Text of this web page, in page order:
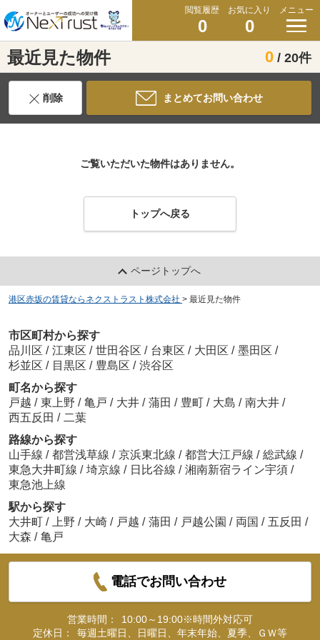
閲覧履歴
0
お気に入り
0
メニュー
最近見た物件 0 / 20件
削除 まとめてお問い合わせ
ご覧いただいた物件はありません。
トップへ戻る
ページトップへ
港区赤坂の賃貸ならネクストラスト株式会社 > 最近見た物件
市区町村から探す
品川区 / 江東区 / 世田谷区 / 台東区 / 大田区 / 墨田区 /
杉並区 / 目黒区 / 豊島区 / 渋谷区
町名から探す
戸越 / 東上野 / 亀戸 / 大井 / 蒲田 / 豊町 / 大島 / 南大井 /
西五反田 / 二葉
路線から探す
山手線 / 都営浅草線 / 京浜東北線 / 都営大江戸線 / 総武線 /
東急大井町線 / 埼京線 / 日比谷線 / 湘南新宿ライン宇須 /
東急池上線
駅から探す
大井町 / 上野 / 大崎 / 戸越 / 蒲田 / 戸越公園 / 両国 / 五反田 /
大森 / 亀戸
電話でお問い合わせ
営業時間：
10:00～19:00※時間外対応可
定休日：
毎週土曜日、日曜日、年末年始、夏季、ＧＷ等